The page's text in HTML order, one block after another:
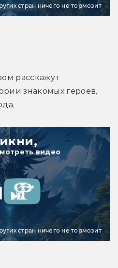
стран ничего не тормозит
расскажут
знакомых героев,
видео
стран ничего не тормозит